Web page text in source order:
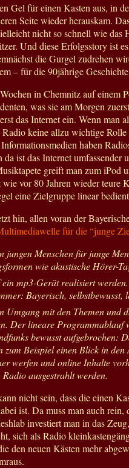
Gel für einen Kasten aus, in
Seite wieder herauskam.
nicht so schnell wie das
Und diese Erfolgsstory ist
die Gurgel zudrehen
– für die 90jährige
in Chemnitz auf einem
was sie am Morgen
das Internet ein. Wenn man
keine allzu wichtige
haben
ist das Internet umfassender
greift man zum iPod
vor 80 Jahren wieder teure
eine Zielgruppe linear
hin, allen voran der
für die “junge
jungen Menschen für junge
wie akustische Hörer-
ein mp3-Gerät realisiert
Bayerisch, selbstbewusst,
Umgang mit den Themen und
Der lineare Programmablauf
bewusst aufgebrochen:
zum Beispiel einen Blick in
werfen und online Inhalte
ausgestrahlt werden.
nicht sein, dass die einen
ist. Da muss man auch rein,
investiert man in das
sich als Radio
den neuen Kästen mehr